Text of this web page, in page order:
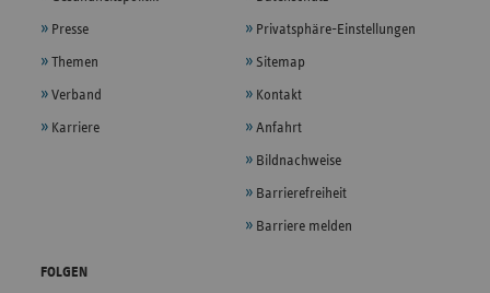
Presse
Themen
Verband
Karriere
Privatsphäre-Einstellungen
Sitemap
Kontakt
Anfahrt
Bildnachweise
Barrierefreiheit
Barriere melden
FOLGEN